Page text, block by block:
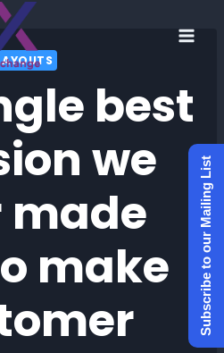
best
we
made
make Subscribe to our Mailing List